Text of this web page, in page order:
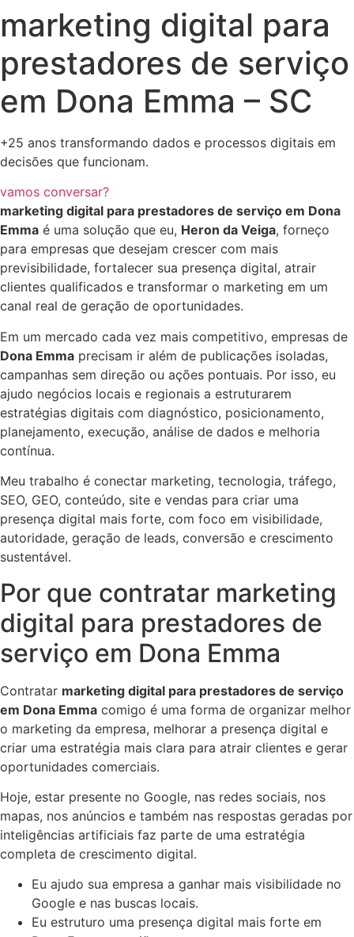
marketing digital para
prestadores de serviço
em Dona Emma – SC
+25 anos transformando dados e processos digitais em
decisões que funcionam.
vamos conversar?
marketing digital para prestadores de serviço em Dona
Emma é uma solução que eu, Heron da Veiga, forneço
para empresas que desejam crescer com mais
previsibilidade, fortalecer sua presença digital, atrair
clientes qualificados e transformar o marketing em um
canal real de geração de oportunidades.
Em um mercado cada vez mais competitivo, empresas de
Dona Emma precisam ir além de publicações isoladas,
campanhas sem direção ou ações pontuais. Por isso, eu
ajudo negócios locais e regionais a estruturarem
estratégias digitais com diagnóstico, posicionamento,
planejamento, execução, análise de dados e melhoria
contínua.
Meu trabalho é conectar marketing, tecnologia, tráfego,
SEO, GEO, conteúdo, site e vendas para criar uma
presença digital mais forte, com foco em visibilidade,
autoridade, geração de leads, conversão e crescimento
sustentável.
Por que contratar marketing
digital para prestadores de
serviço em Dona Emma
Contratar marketing digital para prestadores de serviço
em Dona Emma comigo é uma forma de organizar melhor
o marketing da empresa, melhorar a presença digital e
criar uma estratégia mais clara para atrair clientes e gerar
oportunidades comerciais.
Hoje, estar presente no Google, nas redes sociais, nos
mapas, nos anúncios e também nas respostas geradas por
inteligências artificiais faz parte de uma estratégia
completa de crescimento digital.
Eu ajudo sua empresa a ganhar mais visibilidade no
Google e nas buscas locais.
Eu estruturo uma presença digital mais forte em